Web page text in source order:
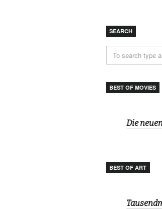
SEARCH
BEST OF MOVIES
Die
BEST OF ART